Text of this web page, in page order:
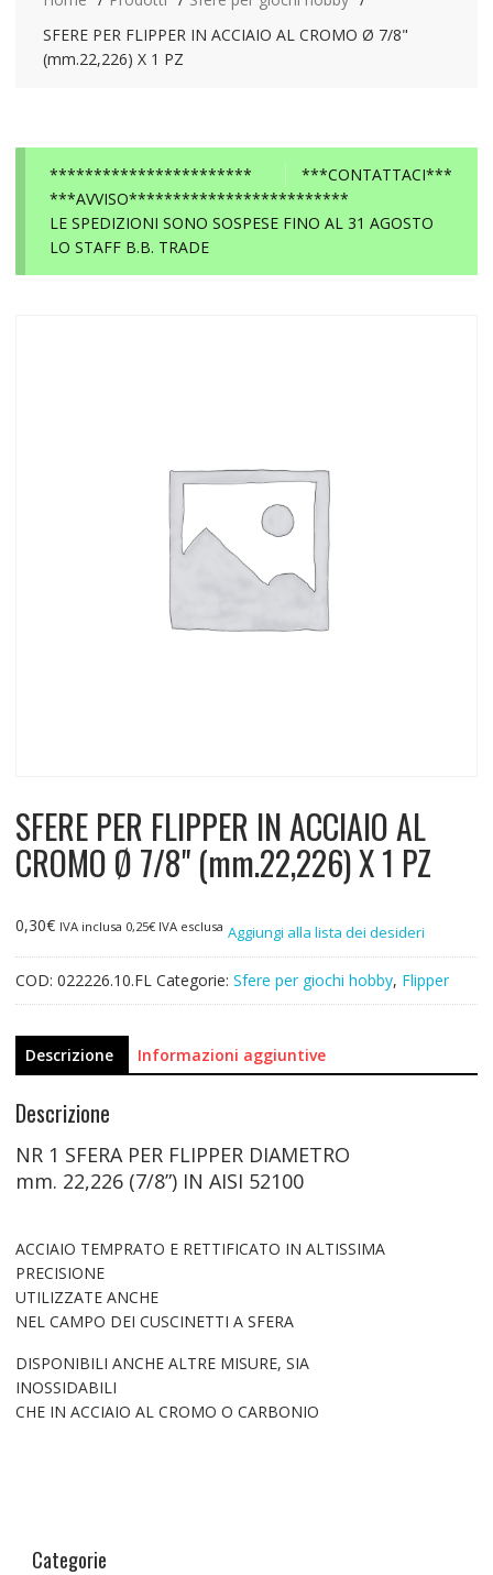
SFERE PER FLIPPER IN ACCIAIO AL CROMO Ø 7/8"
(mm.22,226) X 1 PZ
***CONTATTACI***
***********************
***AVVISO*************************
LE SPEDIZIONI SONO SOSPESE FINO AL 31 AGOSTO
LO STAFF B.B. TRADE
SFERE PER FLIPPER IN ACCIAIO AL
CROMO Ø 7/8" (mm.22,226) X 1 PZ
0,30€ IVA inclusa 0,25€IVA esclusa Aggiungi alla lista dei desideri
COD: 022226.10.FL Categorie: Sfere per giochi hobby, Flipper
Descrizione Informazioni aggiuntive
Descrizione
NR 1 SFERA PER FLIPPER DIAMETRO
mm. 22,226 (7/8”) IN AISI 52100
ACCIAIO TEMPRATO E RETTIFICATO IN ALTISSIMA
PRECISIONE
UTILIZZATE ANCHE
NEL CAMPO DEI CUSCINETTI A SFERA
DISPONIBILI ANCHE ALTRE MISURE, SIA
INOSSIDABILI
CHE IN ACCIAIO AL CROMO O CARBONIO
Categorie